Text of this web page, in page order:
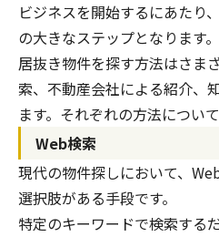
ビジネスを開始するにあたり
の大きなステップとなります。
居抜き物件を探す方法はさま
索、不動産会社による紹介、
ます。それぞれの方法につい
Web検索
現代の物件探しにおいて、
選択肢がある手段です。
特定のキーワードで検索する